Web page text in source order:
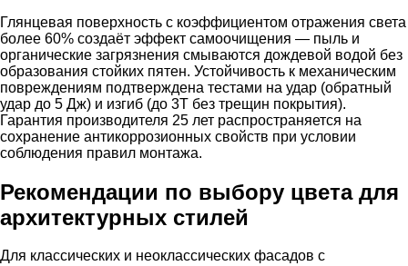
Глянцевая поверхность с коэффициентом отражения света
более 60% создаёт эффект самоочищения — пыль и
органические загрязнения смываются дождевой водой без
образования стойких пятен. Устойчивость к механическим
повреждениям подтверждена тестами на удар (обратный
удар до 5 Дж) и изгиб (до 3Т без трещин покрытия).
Гарантия производителя 25 лет распространяется на
сохранение антикоррозионных свойств при условии
соблюдения правил монтажа.
Рекомендации по выбору цвета для
архитектурных стилей
Для классических и неоклассических фасадов с